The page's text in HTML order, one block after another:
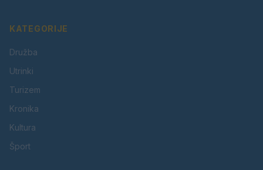
KATEGORIJE
Družba
Utrinki
Turizem
Kronika
Kultura
Šport